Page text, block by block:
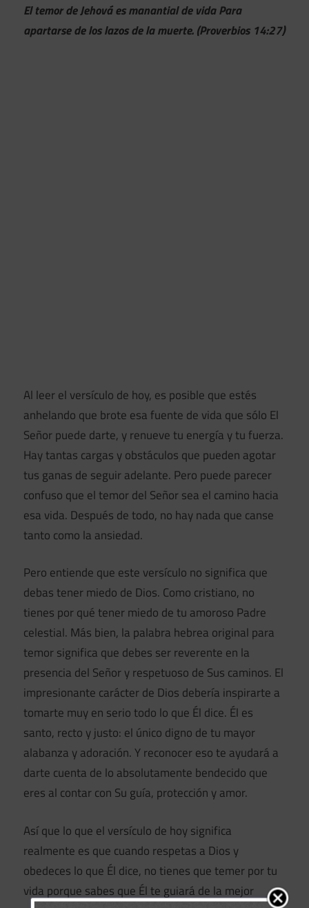
El temor de Jehová es manantial de vida Para
apartarse de los lazos de la muerte. (Proverbios 14:27)
Al leer el versículo de hoy, es posible que estés
anhelando que brote esa fuente de vida que sólo El
Señor puede darte, y renueve tu energía y tu fuerza.
Hay tantas cargas y obstáculos que pueden agotar
tus ganas de seguir adelante. Pero puede parecer
confuso que el temor del Señor sea el camino hacia
esa vida. Después de todo, no hay nada que canse
tanto como la ansiedad.
Pero entiende que este versículo no significa que
debas tener miedo de Dios. Como cristiano, no
tienes por qué tener miedo de tu amoroso Padre
celestial. Más bien, la palabra hebrea original para
temor significa que debes ser reverente en la
presencia del Señor y respetuoso de Sus caminos. El
impresionante carácter de Dios debería inspirarte a
tomarte muy en serio todo lo que Él dice. Él es
santo, recto y justo: el único digno de tu mayor
alabanza y adoración. Y reconocer eso te ayudará a
darte cuenta de lo absolutamente bendecido que
eres al contar con Su guía, protección y amor.
Así que lo que el versículo de hoy significa
realmente es que cuando respetas a Dios y
obedeces lo que Él dice, no tienes que temer por tu
vida porque sabes que Él te guiará de la mejor